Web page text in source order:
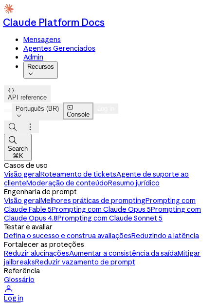
Claude Platform Docs
Mensagens
Agentes Gerenciados
Admin
Recursos


API reference
Português (BR)


Console



Search
⌘K
Casos de uso
Visão geralRoteamento de ticketsAgente de suporte ao
clienteModeração de conteúdoResumo jurídico
Engenharia de prompt
Visão geralMelhores práticas de promptingPrompting com
Claude Fable 5Prompting com Claude Opus 5Prompting com
Claude Opus 4.8Prompting com Claude Sonnet 5
Testar e avaliar
Defina o sucesso e construa avaliaçõesReduzindo a latência
Fortalecer as proteções
Reduzir alucinaçõesAumentar a consistência da saídaMitigar
jailbreaksReduzir vazamento de prompt
Referência
Glossário

Log in